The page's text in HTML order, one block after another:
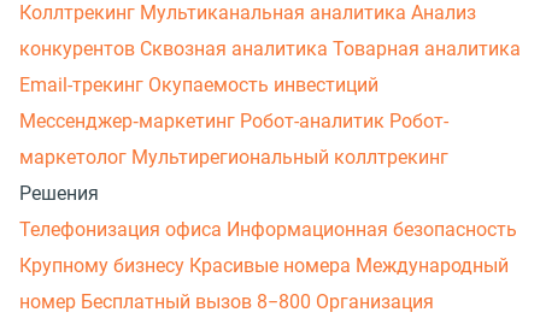
Коллтрекинг Мультиканальная аналитика Анализ
конкурентов Сквозная аналитика Товарная аналитика
Email-трекинг Окупаемость инвестиций
Мессенджер‑маркетинг Робот-аналитик Робот-
маркетолог Мультирегиональный коллтрекинг
Решения
Телефонизация офиса Информационная безопасность
Крупному бизнесу Красивые номера Международный
номер Бесплатный вызов 8−800 Организация